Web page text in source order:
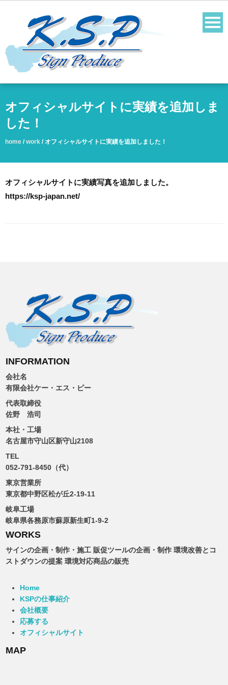
オフィシャルサイトに実績を追加しま
した！
home /work /オフィシャルサイトに実績を追加しました！
オフィシャルサイトに実績写真を追加しました。
https://ksp-japan.net/
ゲ
ー
シ
ョ
ン
INFORMATION
会社名
有限会社ケー・エス・ピー
代表取締役
佐野 浩司
本社・工場
名古屋市守山区新守山2108
TEL
052-791-8450（代）
東京営業所
東京都中野区松が丘2-19-11
岐阜工場
岐阜県各務原市蘇原新生町1-9-2
WORKS
サインの企画・制作・施工 販促ツールの企画・制作 環境改善とコ
ストダウンの提案 環境対応商品の販売
Home
KSPの仕事紹介
会社概要
応募する
オフィシャルサイト
MAP